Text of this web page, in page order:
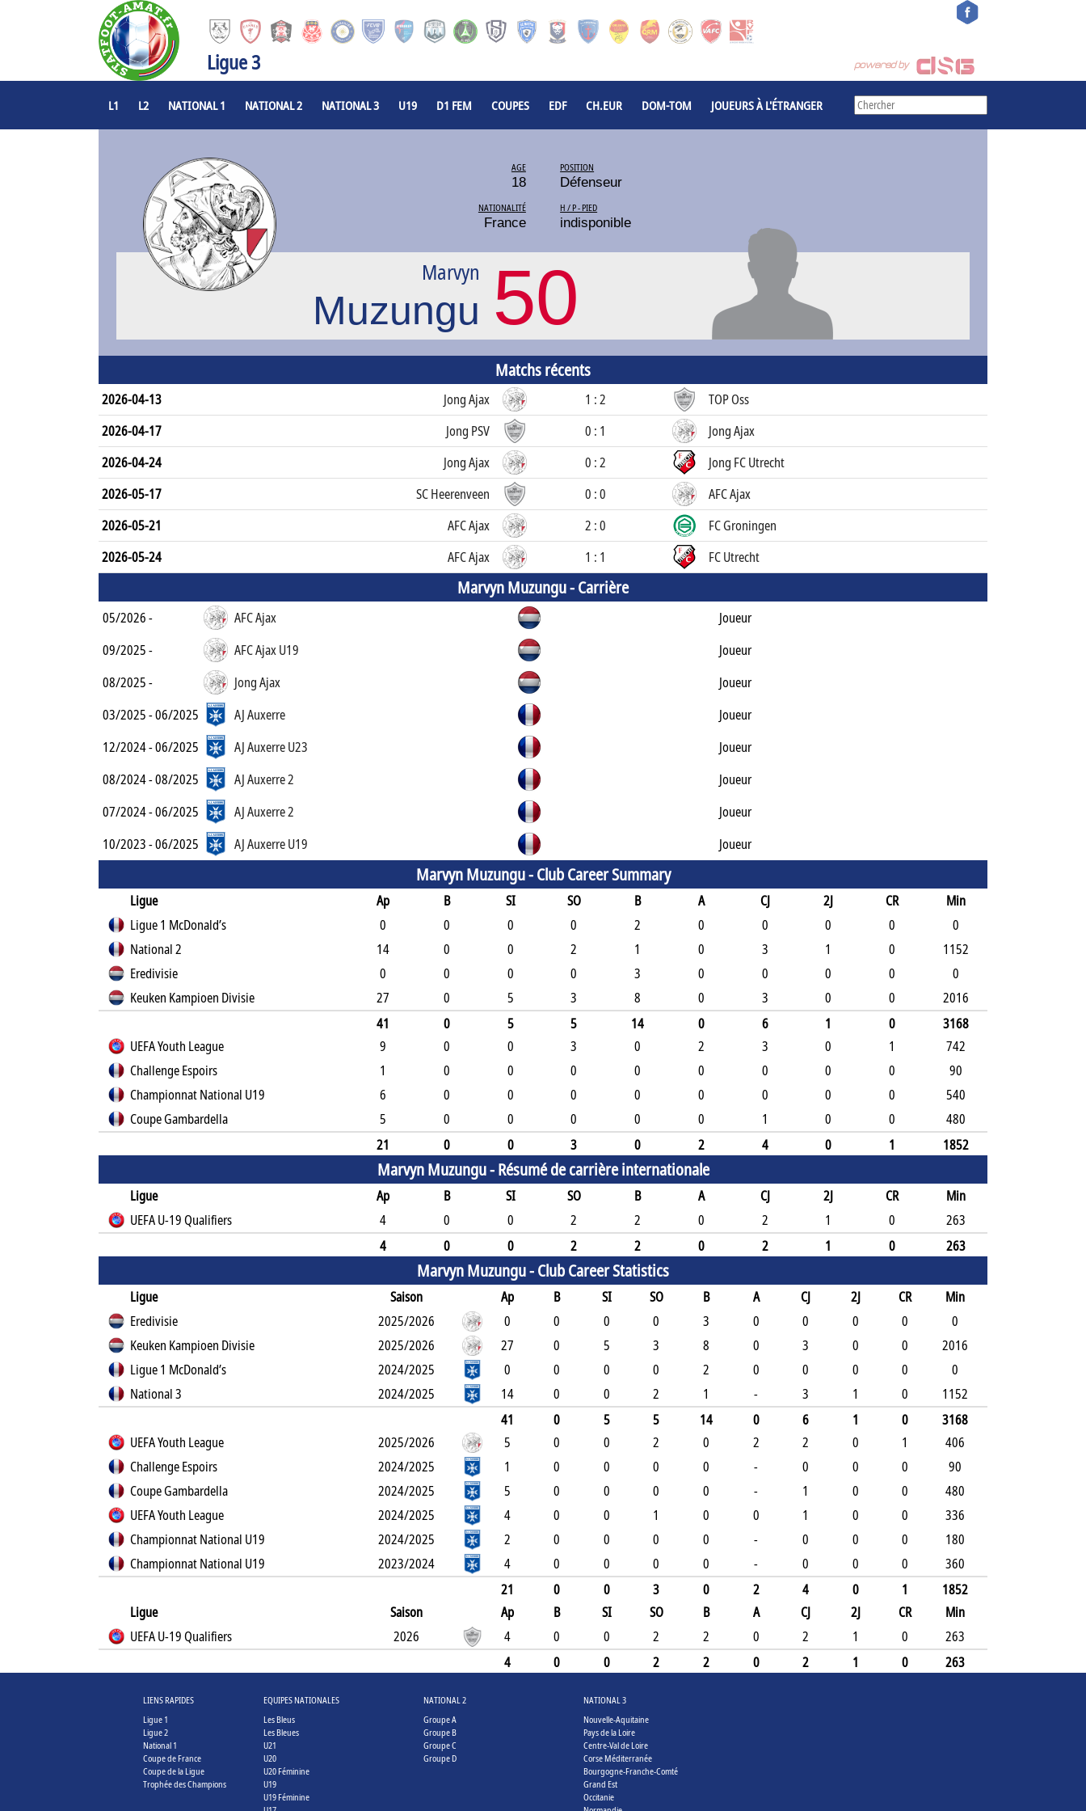
Ligue 3
L1 L2 NATIONAL 1 NATIONAL 2 NATIONAL 3 U19 D1 FEM COUPES EDF CH.EUR DOM-TOM JOUEURS À L'ÉTRANGER
AGE
18
NATIONALITÉ
France
POSITION
Défenseur
H / P - PIED
indisponible
50
Marvyn
Muzungu
Matchs récents
2026-04-13 Jong Ajax 1 : 2
TOP Oss
2026-04-17
Jong PSV 0 : 1
Jong Ajax
2026-04-24
Jong Ajax 0 : 2
Jong FC Utrecht
2026-05-17
SC Heerenveen 0 : 0
AFC Ajax
2026-05-21
AFC Ajax 2 : 0
FC Groningen
2026-05-24
AFC Ajax 1 : 1 FC Utrecht
Marvyn Muzungu -Carrière
05/2026 - AFC Ajax
Joueur
09/2025 -
AFC Ajax U19
Joueur
08/2025 -
Jong Ajax
Joueur
03/2025 - 06/2025
AJ Auxerre
Joueur
12/2024 - 06/2025
AJ Auxerre U23
Joueur
08/2024 - 08/2025
AJ Auxerre 2
Joueur
07/2024 - 06/2025
AJ Auxerre 2
Joueur
10/2023 - 06/2025
AJ Auxerre U19 Joueur
Marvyn Muzungu -Club Career Summary
Ligue Ap B SI SO B A CJ 2J CR
Min
Ligue 1 McDonald’s
0 0 0 0 2 0 0 0 0
0
National 2
14 0 0 2 1 0 3 1 0
1152
Eredivisie
0 0 0 0 3 0 0 0 0
0
Keuken Kampioen Divisie
27 0 5 3 8 0 3 0 0
2016
41
0 5 5 14 0 6 1 0
3168
UEFA Youth League
9 0 0 3 0 2 3 0 1
742
Challenge Espoirs
1 0 0 0 0 0 0 0 0
90
Championnat National U19
6 0 0 0 0 0 0 0 0
540
Coupe Gambardella
5 0 0 0 0 0 1 0 0
480
21
0 0 3 0 2 4 0 1 1852
Marvyn Muzungu -Résumé de carrière internationale
Ligue Ap B SI SO B A CJ 2J CR
Min
UEFA U-19 Qualifiers
4 0 0 2 2 0 2 1 0
263
4
0 0 2 2 0 2 1 0 263
Marvyn Muzungu -Club Career Statistics
Ligue Saison Ap B SI SO B A CJ 2J CR
Min
Eredivisie
2025/2026 0 0 0 0 3 0 0 0 0
0
Keuken Kampioen Divisie
2025/2026 27 0 5 3 8 0 3 0 0
2016
Ligue 1 McDonald’s
2024/2025 0 0 0 0 2 0 0 0 0
0
National 3
2024/2025 14 0 0 2 1 - 3 1 0
1152
41
0 5 5 14 0 6 1 0
3168
UEFA Youth League
2025/2026 5 0 0 2 0 2 2 0 1
406
Challenge Espoirs
2024/2025 1 0 0 0 0 - 0 0 0
90
Coupe Gambardella
2024/2025 5 0 0 0 0 - 1 0 0
480
UEFA Youth League
2024/2025 4 0 0 1 0 0 1 0 0
336
Championnat National U19
2024/2025 2 0 0 0 0 - 0 0 0
180
Championnat National U19
2023/2024 4 0 0 0 0 - 0 0 0
360
21
0 0 3 0 2 4 0 1
1852
Ligue
Saison Ap B SI SO B A CJ 2J CR
Min
UEFA U-19 Qualifiers
2026 4 0 0 2 2 0 2 1 0
263
4
0 0 2 2 0 2 1 0 263
LIENS RAPIDES
Ligue 1
Ligue 2
National 1
Coupe de France
Coupe de la Ligue
Trophée des Champions
EQUIPES NATIONALES
Les Bleus
Les Bleues
U21
U20
U20 Féminine
U19
U19 Féminine
NATIONAL 2
Groupe A
Groupe B
Groupe C
Groupe D
NATIONAL 3
Nouvelle-Aquitaine
Pays de la Loire
Centre-Val de Loire
Corse Méditerranée
Bourgogne-Franche-Comté
Grand Est
Occitanie